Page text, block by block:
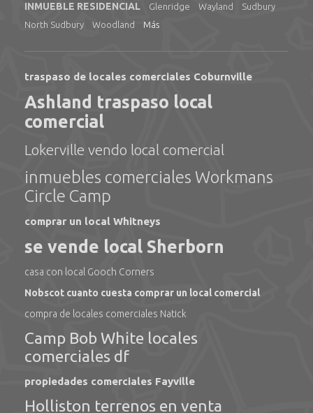
INMUEBLE RESIDENCIAL Glenridge Wayland
Sudbury
North Sudbury
Woodland Más
traspaso de locales comerciales Coburnville
Ashland traspaso local
comercial
Lokerville vendo local comercial
inmuebles comerciales Workmans
Circle Camp
comprar un local Whitneys
se vende local Sherborn
casa con local Gooch Corners
Nobscot cuanto cuesta comprar un local comercial
compra de locales comerciales Natick
Camp Bob White locales
comerciales df
propiedades comerciales Fayville
Holliston terrenos en venta